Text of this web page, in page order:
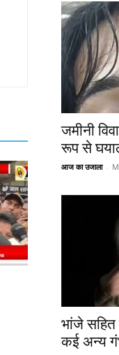
जमीनी
रूप से
आज का उजाला -
भांजे सहित
कई अन्य